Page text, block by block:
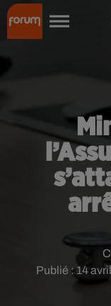
Publié : 14